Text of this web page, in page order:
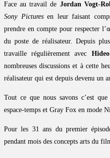
Face au travail de Jordan Vogt-
Sony Picturesen leur faisant
prendre en compte pour respecter
du poste de réalisateur. Depuis
travaille régulièrement avec
nombreuses discussions et à cette
réalisateur qui est depuis devenu un
Tout ce que nous savons c’est
espace-temps et Gray Fox en mode
Pour les 31 ans du premier
pendant mois des concepts arts du